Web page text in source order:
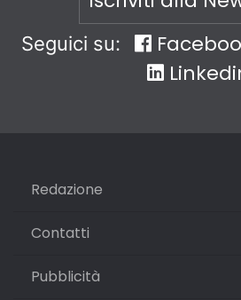
Seguici su:
Redazione
Contatti
Pubblicità